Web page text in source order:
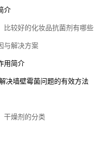
介
比较好的化妆品抗菌剂有哪些
与解决方案
用简介
决墙壁霉菌问题的有效方法
干燥剂的分类